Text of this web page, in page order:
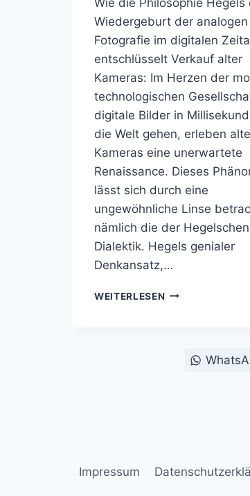
Wiedergeburt der analogen
Fotografie im digitalen
entschlüsselt Verkauf alter
Kameras: Im Herzen der
technologischen
digitale Bilder in
die Welt gehen, erleben alte
Kameras eine unerwartete
Renaissance. Dieses
lässt sich durch eine
ungewöhnliche Linse
nämlich die der Hegelschen
Dialektik. Hegels genialer
Denkansatz,…
WEITERLESEN DAS
Impressum